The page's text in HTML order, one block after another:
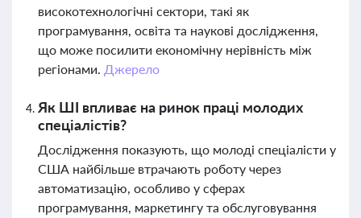
високотехнологічні сектори, такі як
програмування, освіта та наукові дослідження,
що може посилити економічну нерівність між
регіонами. Джерело
Як ШІ впливає на ринок праці молодих
спеціалістів?
Дослідження показують, що молоді спеціалісти у
США найбільше втрачають роботу через
автоматизацію, особливо у сферах
програмування, маркетингу та обслуговування